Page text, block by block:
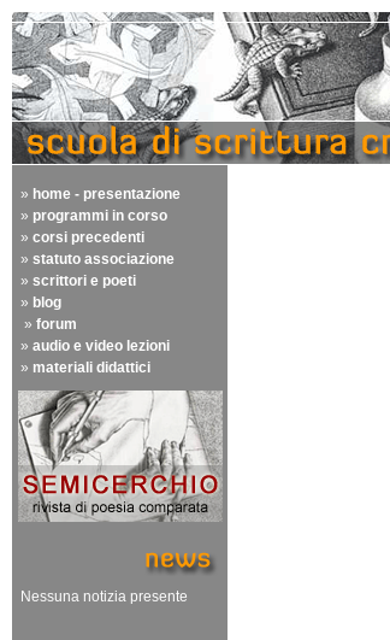
» home - presentazione
» programmi in corso
» corsi precedenti
» statuto associazione
» scrittori e poeti
» blog
» forum
» audio e video lezioni
» materiali didattici
Nessuna notizia presente